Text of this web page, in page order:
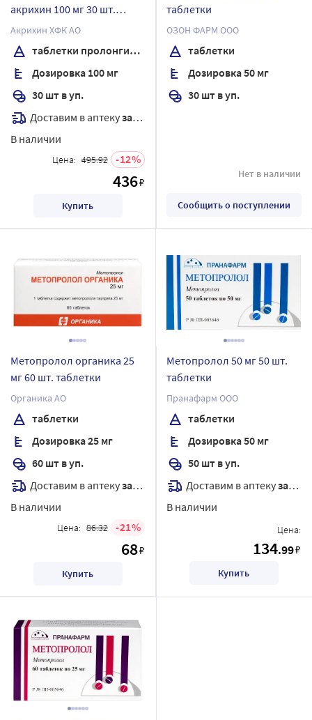
акрихин 100 мг 30 шт.
таблетки
пролонгированные
покрытые пленочной
оболочкой
Акрихин ХФК АО
таблетки пролонгированного действия, покрытые пленочной оболочкой
Дозировка 100 мг
30 шт в уп.
Доставим в аптекузавтра
В наличии
Цена: 495.92 12
436₽
Купить
таблетки
ОЗОН ФАРМ ООО
таблетки
Дозировка 50 мг
30 шт в уп.
Нет в наличии
Сообщить о поступлении
Метопролол органика 25
мг 60 шт. таблетки
Органика АО
таблетки
Дозировка 25 мг
60 шт в уп.
Доставим в аптекузавтра
В наличии
Цена: 86.32 21
68₽
Купить
Метопролол 50 мг 50 шт.
таблетки
Пранафарм ООО
таблетки
Дозировка 50 мг
50 шт в уп.
Доставим в аптекузавтра
В наличии
Цена:
134.99₽
Купить